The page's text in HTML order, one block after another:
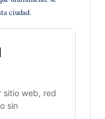
ciudad.